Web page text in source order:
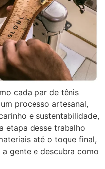
cada par de tênis
processo artesanal,
e sustentabilidade,
etapa desse trabalho
até o toque final,
gente e descubra como